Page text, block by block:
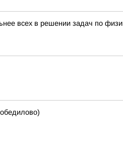
всех в решении задач по